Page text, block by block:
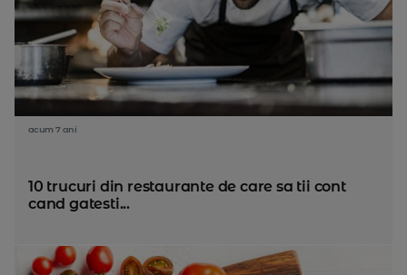
acum 7 ani
10 trucuri din restaurante de care sa tii cont
cand gatesti...